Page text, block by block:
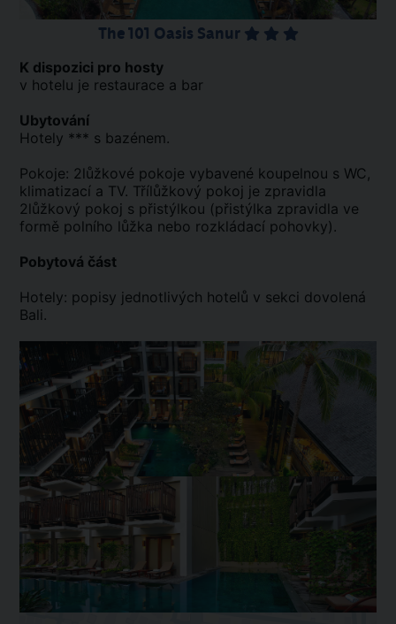
The 101 Oasis Sanur
K dispozici pro hosty
v hotelu je restaurace a bar
Ubytování
Hotely *** s bazénem.
Pokoje: 2lůžkové pokoje vybavené koupelnou s WC,
klimatizací a TV. Třílůžkový pokoj je zpravidla
2lůžkový pokoj s přistýlkou (přistýlka zpravidla ve
formě polního lůžka nebo rozkládací pohovky).
Pobytová část
Hotely: popisy jednotlivých hotelů v sekci dovolená
Bali.